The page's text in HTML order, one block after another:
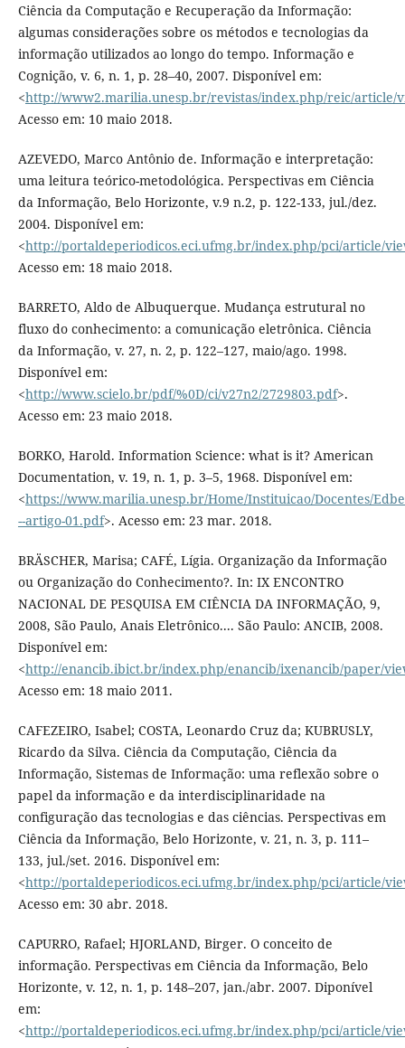
Ciência da Computação e Recuperação da Informação:
algumas considerações sobre os métodos e tecnologias da
informação utilizados ao longo do tempo. Informação e
Cognição, v. 6, n. 1, p. 28–40, 2007. Disponível em:
<http://www2.marilia.unesp.br/revistas/index.php/reic/article/
Acesso em: 10 maio 2018.
AZEVEDO, Marco Antônio de. Informação e interpretação:
uma leitura teórico-metodológica. Perspectivas em Ciência
da Informação, Belo Horizonte, v.9 n.2, p. 122-133, jul./dez.
2004. Disponível em:
<http://portaldeperiodicos.eci.ufmg.br/index.php/pci/article/
Acesso em: 18 maio 2018.
BARRETO, Aldo de Albuquerque. Mudança estrutural no
fluxo do conhecimento: a comunicação eletrônica. Ciência
da Informação, v. 27, n. 2, p. 122–127, maio/ago. 1998.
Disponível em:
<http://www.scielo.br/pdf/%0D/ci/v27n2/2729803.pdf>.
Acesso em: 23 maio 2018.
BORKO, Harold. Information Science: what is it? American
Documentation, v. 19, n. 1, p. 3–5, 1968. Disponível em:
<https://www.marilia.unesp.br/Home/Instituicao/Docentes/
--artigo-01.pdf>. Acesso em: 23 mar. 2018.
BRÄSCHER, Marisa; CAFÉ, Lígia. Organização da Informação
ou Organização do Conhecimento?. In: IX ENCONTRO
NACIONAL DE PESQUISA EM CIÊNCIA DA INFORMAÇÃO, 9,
2008, São Paulo, Anais Eletrônico.... São Paulo: ANCIB, 2008.
Disponível em:
<http://enancib.ibict.br/index.php/enancib/ixenancib/paper/
Acesso em: 18 maio 2011.
CAFEZEIRO, Isabel; COSTA, Leonardo Cruz da; KUBRUSLY,
Ricardo da Silva. Ciência da Computação, Ciência da
Informação, Sistemas de Informação: uma reflexão sobre o
papel da informação e da interdisciplinaridade na
configuração das tecnologias e das ciências. Perspectivas em
Ciência da Informação, Belo Horizonte, v. 21, n. 3, p. 111–
133, jul./set. 2016. Disponível em:
<http://portaldeperiodicos.eci.ufmg.br/index.php/pci/article/
Acesso em: 30 abr. 2018.
CAPURRO, Rafael; HJORLAND, Birger. O conceito de
informação. Perspectivas em Ciência da Informação, Belo
Horizonte, v. 12, n. 1, p. 148–207, jan./abr. 2007. Diponível
em:
<http://portaldeperiodicos.eci.ufmg.br/index.php/pci/article/